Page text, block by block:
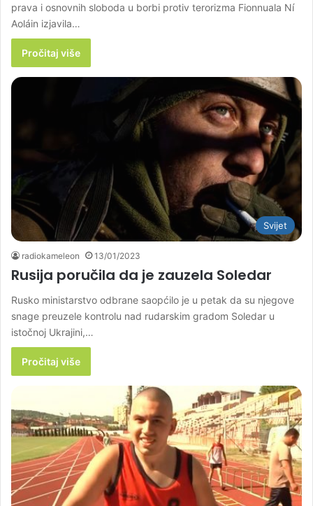
prava i osnovnih sloboda u borbi protiv terorizma Fionnuala Ní
Aoláin izjavila…
Pročitaj više
Svijet
radiokameleon 13/01/2023
Rusija poručila da je zauzela Soledar
Rusko ministarstvo odbrane saopćilo je u petak da su njegove
snage preuzele kontrolu nad rudarskim gradom Soledar u
istočnoj Ukrajini,…
Pročitaj više